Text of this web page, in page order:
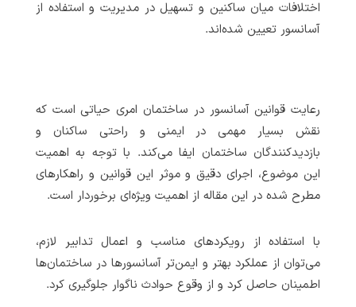
اختلافات میان ساکنین و تسهیل در مدیریت و استفاده از
آسانسور تعیین شده‌اند.
رعایت قوانین آسانسور در ساختمان امری حیاتی است که
نقش بسیار مهمی در ایمنی و راحتی ساکنان و
بازدیدکنندگان ساختمان ایفا می‌کند. با توجه به اهمیت
این موضوع، اجرای دقیق و موثر این قوانین و راهکارهای
مطرح شده در این مقاله از اهمیت ویژه‌ای برخوردار است.
با استفاده از رویکردهای مناسب و اعمال تدابیر لازم،
می‌توان از عملکرد بهتر و ایمن‌تر آسانسورها در ساختمان‌ها
اطمینان حاصل کرد و از وقوع حوادث ناگوار جلوگیری کرد.